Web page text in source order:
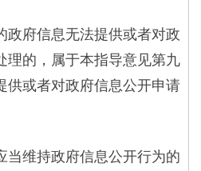
府信息无法提供或者对政
理的，属于本指导意见第九
供或者对政府信息公开申请
维持政府信息公开行为的